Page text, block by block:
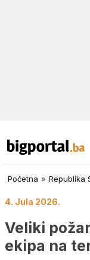
Početna » Republika
4. Jula 2026.
Veliki
ekipa na